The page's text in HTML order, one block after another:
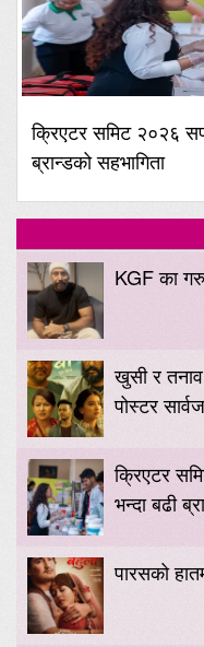
क्रिएटर समिट २०२६
ब्रान्डको सहभागिता
KGF का
खुसी र तनाव
पोस्टर
क्रिएटर
भन्दा बढी
पारसको